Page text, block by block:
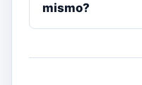
mismo?